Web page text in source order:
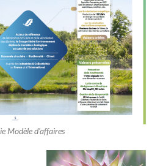
Modèle d'affaires